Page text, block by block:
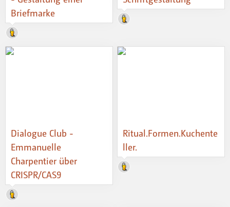
Briefmarke
Dialogue Club -
Emmanuelle
Charpentier über
CRISPR/CAS9
Ritual.Formen.Kuchente
ller.